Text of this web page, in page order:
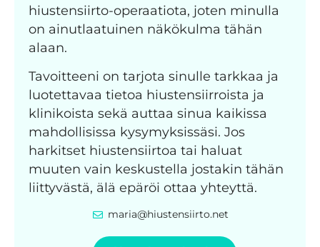
hiustensiirto-operaatiota, joten minulla
on ainutlaatuinen näkökulma tähän
alaan.
Tavoitteeni on tarjota sinulle tarkkaa ja
luotettavaa tietoa hiustensiirroista ja
klinikoista sekä auttaa sinua kaikissa
mahdollisissa kysymyksissäsi. Jos
harkitset hiustensiirtoa tai haluat
muuten vain keskustella jostakin tähän
liittyvästä, älä epäröi ottaa yhteyttä.
maria@hiustensiirto.net